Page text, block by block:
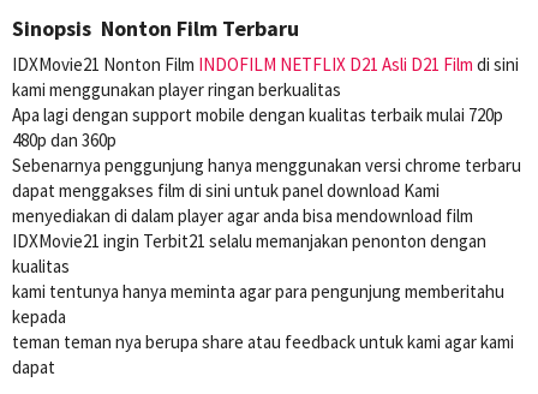
Sinopsis Nonton Film Terbaru
IDXMovie21 Nonton Film INDOFILM NETFLIX D21 Asli D21 Film di sini
kami menggunakan player ringan berkualitas
Apa lagi dengan support mobile dengan kualitas terbaik mulai 720p
480p dan 360p
Sebenarnya penggunjung hanya menggunakan versi chrome terbaru
dapat menggakses film di sini untuk panel download Kami
menyediakan di dalam player agar anda bisa mendownload film
IDXMovie21 ingin Terbit21 selalu memanjakan penonton dengan
kualitas
kami tentunya hanya meminta agar para pengunjung memberitahu
kepada
teman teman nya berupa share atau feedback untuk kami agar kami
dapat